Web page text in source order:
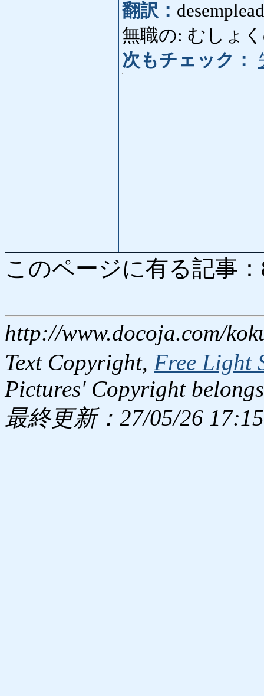
翻訳：
無職の: むしょく
次もチェック：
このページに有る記事
http://www.docoja.com/
Text Copyright, Free Light
Pictures' Copyright
最終更新：27/05/26 17:15